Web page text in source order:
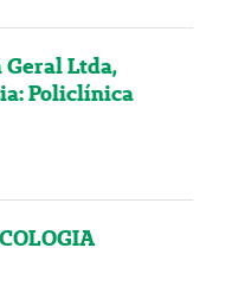
Ltda,
Policlínica